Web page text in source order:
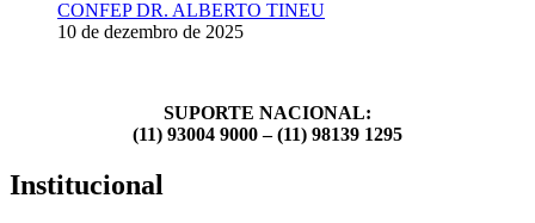
CONFEP DR. ALBERTO TINEU
10 de dezembro de 2025
SUPORTE NACIONAL:
(11) 93004 9000 – (11) 98139 1295
Institucional